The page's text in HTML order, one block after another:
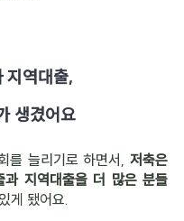
지역대출,
생겼어요
를 늘리기로 하면서, 저축은
과 지역대출을 더 많은 분들
게 됐어요.